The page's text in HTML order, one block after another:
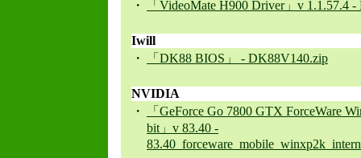
・
「VideoMate H900 Driver」v 1.1.57.4 -
Iwill
・
「DK88 BIOS」 - DK88V140.zip
NVIDIA
・
「GeForce Go 7800 GTX ForceWare
bit」v 83.40 -